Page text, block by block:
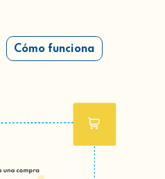
Cómo funciona